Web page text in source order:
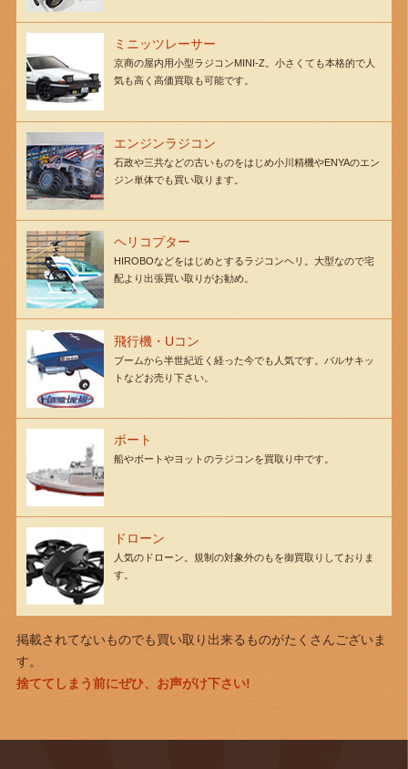
ミニッツレーサー
京商の屋内用小型ラジコンMINI-Z。小さくても本格的で人
気も高く高価買取も可能です。
エンジンラジコン
石政や三共などの古いものをはじめ小川精機やENYAのエン
ジン単体でも買い取ります。
ヘリコプター
HIROBOなどをはじめとするラジコンヘリ。大型なので宅
配より出張買い取りがお勧め。
飛行機・Uコン
ブームから半世紀近く経った今でも人気です。バルサキッ
トなどお売り下さい。
ボート
船やボートやヨットのラジコンを買取り中です。
ドローン
人気のドローン。規制の対象外のもを御買取りしておりま
す。
掲載されてないものでも買い取り出来るものがたくさんございま
す。
捨ててしまう前にぜひ、お声がけ下さい!